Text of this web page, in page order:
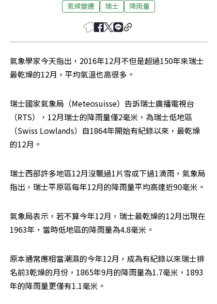
氣候變遷 瑞士 降雨量
氣象學家今天指出，2016年12月不但是超過150年來瑞士
最乾燥的12月，平均氣溫也高很多。
瑞士國家氣象局（Meteosuisse）告訴瑞士廣播電視台
（RTS），12月瑞士的降雨量僅2毫米，為瑞士低地區
（Swiss Lowlands）自1864年開始有紀錄以來，最乾燥
的12月。
瑞士西部許多地區12月沒飄過1片雪或下過1滴雨，氣象局
指出，瑞士平原區每年12月的降雨量平均高達近90毫米。
氣象局表示，若不算今年12月，瑞士最乾燥的12月出現在
1963年，當時低地區的降雨量為4.8毫米。
原本通常應相當潮濕的今年12月，成為有紀錄以來瑞士排
名前3乾燥的月份，1865年9月的降雨量為1.7毫米，1893
年的降雨量更僅有1.1毫米。